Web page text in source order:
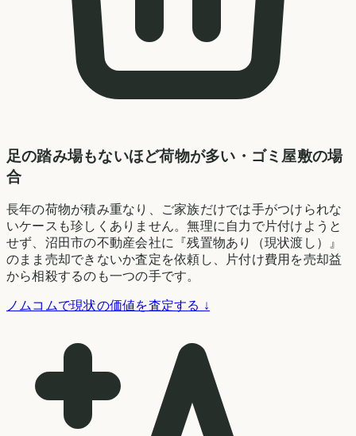
足の踏み場もないほど荷物が多い・ゴミ屋敷の場
合
長年の荷物が積み重なり、ご家族だけでは手がつけられな
いケースも珍しくありません。無理に自力で片付けようと
せず、沼田市の不動産会社に『残置物あり（現状渡し）』
のまま売却できないか査定を依頼し、片付け費用を売却益
から相殺するのも一つの手です。
ノムコムで現状の価値を査定する ↓